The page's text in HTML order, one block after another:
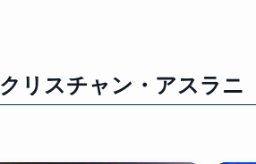
クリスチャン・アスラニ